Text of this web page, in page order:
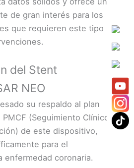
de gran interés para los
que requieren este tipo
del Stent
NEO
su respaldo al plan
(Seguimiento Clínico
de este dispositivo,
para el
enfermedad coronaria.